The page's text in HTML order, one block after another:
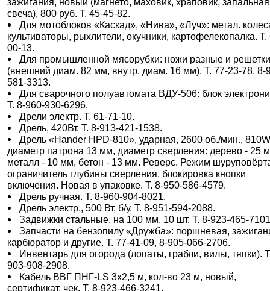
свеча), 800 руб. Т. 45-45-82.
Для мотоблоков «Каскад», «Нива», «Луч»: метал.
культиваторы, рыхлители, окучники, картофелекопалка. Т.
00-13.
Для промышленной мясорубки: ножи разные и
(внешний диам. 82 мм, внутр. диам. 16 мм). Т. 77-23-78, 8-
581-3313.
Для сварочного полуавтомата ВДУ-506: блок
Т. 8-960-930-6296.
Дрели электр. Т. 61-71-10.
Дрель, 420Вт. Т. 8-913-421-1538.
Дрель «Hander HPD-810», ударная, 2600 об./мин.,
диаметр патрона 13 мм, диаметр сверления: дерево - 25
металл - 10 мм, бетон - 13 мм. Реверс. Режим
ограничитель глубины сверления, блокировка кнопки
включения. Новая в упаковке. Т. 8-950-586-4579.
Дрель ручная. Т. 8-960-904-8021.
Дрель электр., 500 Вт, б/у. Т. 8-951-594-2088.
Задвижки стальные, на 100 мм, 10 шт. Т. 8-923-465-
Запчасти на бензопилу «Дружба»: поршневая,
карбюратор и другие. Т. 77-41-09, 8-905-066-2706.
Инвентарь для огорода (лопаты, грабли, вилы, тяпки).
903-908-2908.
Кабель ВВГ ПНГ-LS 3х2,5 м, кол-во 23 м, новый,
сертификат, чек. Т. 8-923-466-3241.